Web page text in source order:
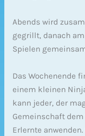
Abends wird
gegrillt, danach
Spielen
Das Wochenende
einem kleinen
kann jeder, der
Gemeinschaft
Erlernte